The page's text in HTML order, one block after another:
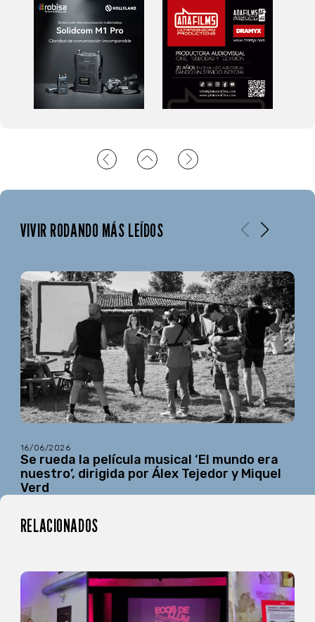
VIVIR RODANDO MÁS LEÍDOS
16/06/2026
Se rueda la película musical ‘El mundo era
nuestro’, dirigida por Álex Tejedor y Miquel
Verd
RELACIONADOS